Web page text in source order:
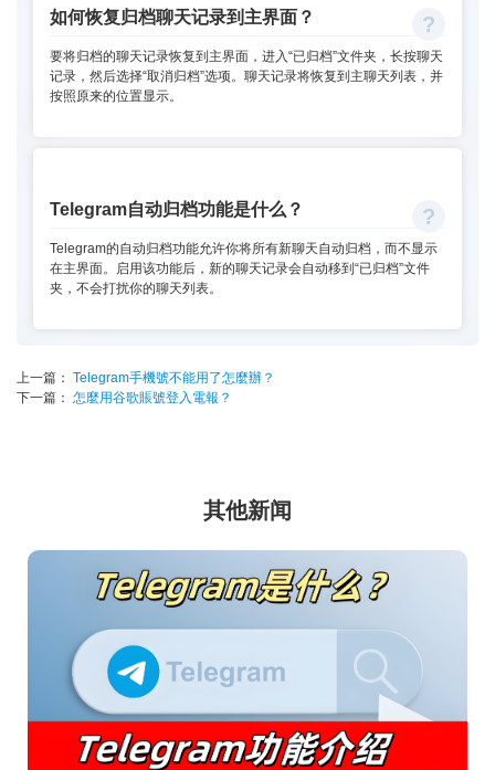
如何恢复归档聊天记录到主界面？
要将归档的聊天记录恢复到主界面，进入“已归档”文件夹，长按聊天
记录，然后选择“取消归档”选项。聊天记录将恢复到主聊天列表，并
按照原来的位置显示。
Telegram自动归档功能是什么？
Telegram的自动归档功能允许你将所有新聊天自动归档，而不显示
在主界面。启用该功能后，新的聊天记录会自动移到“已归档”文件
夹，不会打扰你的聊天列表。
上一篇： Telegram手機號不能用了怎麼辦？
下一篇： 怎麼用谷歌賬號登入電報？
其他新闻